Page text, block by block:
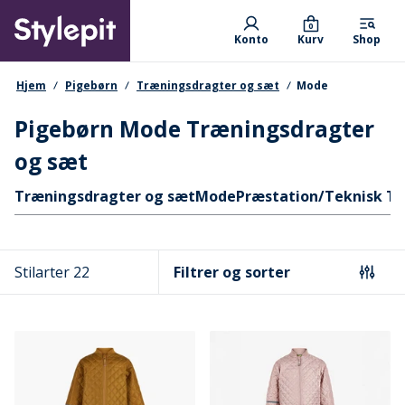
main
content
Primary departments
Konto Kurv
0
Shop
navigationssti
Hjem Pigebørn Træningsdragter og sæt Mode
Pigebørn Mode Træningsdragter
og sæt
Hurtige links
Træningsdragter og sætModePræstation/Teknisk
Stilarter 22 Filtrer og sorter